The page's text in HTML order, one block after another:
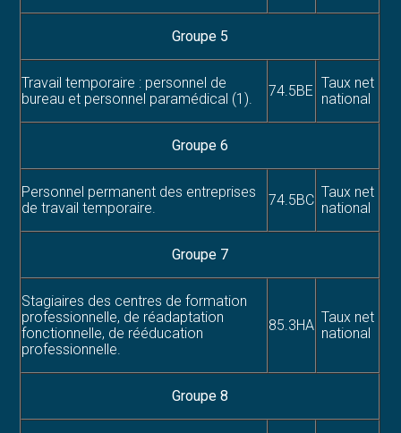
Groupe 5
Travail temporaire : personnel de
bureau et personnel paramédical (1).
74.5BE Taux net
national
Groupe 6
Personnel permanent des entreprises
de travail temporaire.
74.5BC Taux net
national
Groupe 7
Stagiaires des centres de formation
professionnelle, de réadaptation
fonctionnelle, de rééducation
professionnelle.
85.3HA Taux net
national
Groupe 8